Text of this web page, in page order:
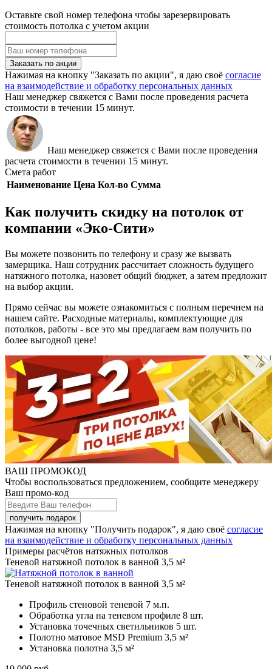
Оставьте свой номер телефона чтобы зарезервировать
стоимость потолка с учетом акции
Заказать по акции
Нажимая на кнопку "Заказать по акции", я даю своё согласие
на взаимодействие и обработку персональных данных
Наш менеджер свяжется с Вами после проведения расчета
стоимости в течении 15 минут.
Наш менеджер свяжется с Вами после проведения
расчета стоимости в течении 15 минут.
Смета работ
Наименование Цена Кол-во Сумма
Как получить скидку на потолок от
компании «Эко-Сити»
Вы можете позвонить по телефону и сразу же вызвать
замерщика. Наш сотрудник рассчитает сложность будущего
натяжного потолка, назовет общий бюджет, а затем предложит
на выбор акции.
Прямо сейчас вы можете ознакомиться с полным перечнем на
нашем сайте. Расходные материалы, комплектующие для
потолков, работы - все это мы предлагаем вам получить по
более выгодной цене!
ВАШ ПРОМОКОД
Чтобы воспользоваться предложением, сообщите менеджеру
Ваш промо-код
Нажимая на кнопку "Получить подарок", я даю своё согласие
на взаимодействие и обработку персональных данных
Примеры расчётов натяжных потолков
Теневой натяжной потолок в ванной 3,5 м²
Теневой натяжной потолок в ванной 3,5 м²
Профиль стеновой теневой 7 м.п.
Обработка угла на теневом профиле 8 шт.
Установка точечных светильников 5 шт.
Полотно матовое MSD Premium 3,5 м²
Установка полотна 3,5 м²